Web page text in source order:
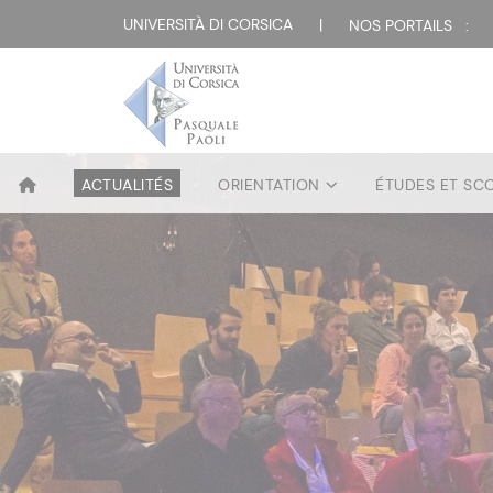
UNIVERSITÀ DI CORSICA | NOS PORTAILS :
ACTUALITÉS ORIENTATION ÉTUDES ET